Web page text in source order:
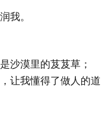
我。
沙漠里的芨芨草；
让我懂得了做人的道